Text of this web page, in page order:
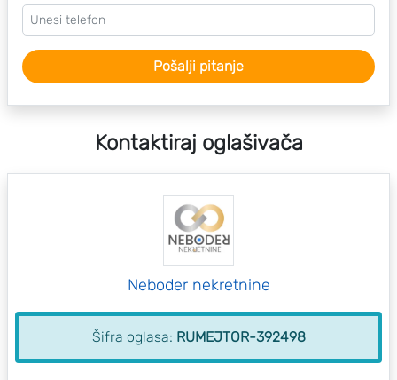
Pošalji pitanje
Kontaktiraj oglašivača
Neboder nekretnine
Šifra oglasa: RUMEJTOR-392498